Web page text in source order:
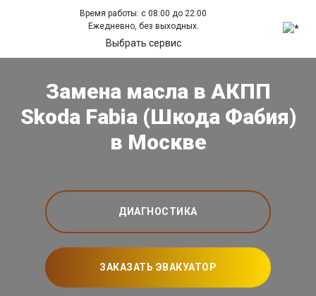
Время работы: с 08:00 до 22:00
Ежедневно, без выходных.
Выбрать сервис
Замена масла в АКПП
Skoda Fabia (Шкода Фабия)
в Москве
ДИАГНОСТИКА
ЗАКАЗАТЬ ЭВАКУАТОР